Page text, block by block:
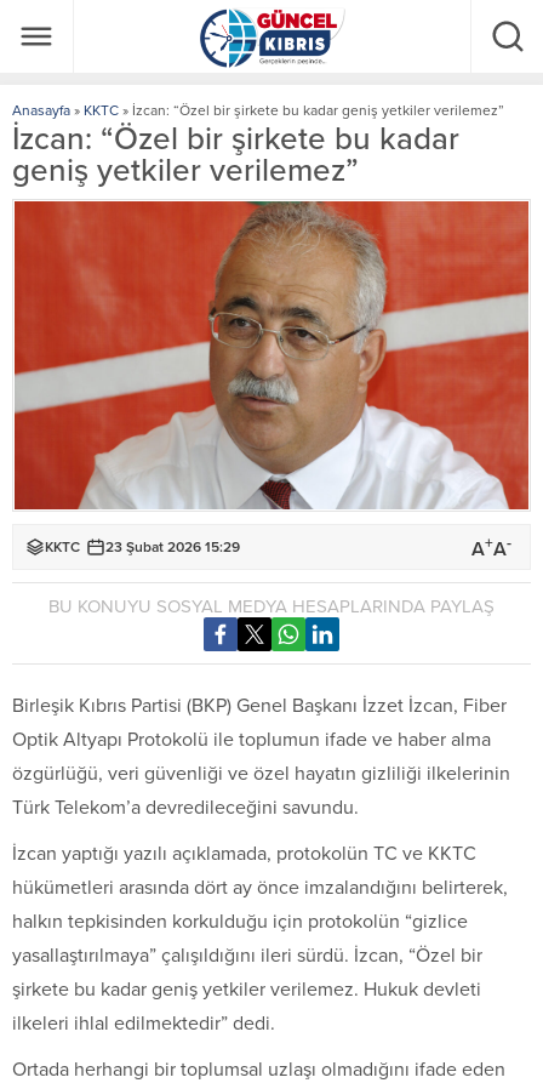
Anasayfa » KKTC » İzcan: “Özel bir şirkete bu kadar geniş yetkiler verilemez”
İzcan: “Özel bir şirkete bu kadar
geniş yetkiler verilemez”
KKTC 23 Şubat 2026 15:29 A+A-
BU KONUYU SOSYAL MEDYA HESAPLARINDA PAYLAŞ
Birleşik Kıbrıs Partisi (BKP) Genel Başkanı İzzet İzcan, Fiber
Optik Altyapı Protokolü ile toplumun ifade ve haber alma
özgürlüğü, veri güvenliği ve özel hayatın gizliliği ilkelerinin
Türk Telekom’a devredileceğini savundu.
İzcan yaptığı yazılı açıklamada, protokolün TC ve KKTC
hükümetleri arasında dört ay önce imzalandığını belirterek,
halkın tepkisinden korkulduğu için protokolün “gizlice
yasallaştırılmaya” çalışıldığını ileri sürdü. İzcan, “Özel bir
şirkete bu kadar geniş yetkiler verilemez. Hukuk devleti
ilkeleri ihlal edilmektedir” dedi.
Ortada herhangi bir toplumsal uzlaşı olmadığını ifade eden